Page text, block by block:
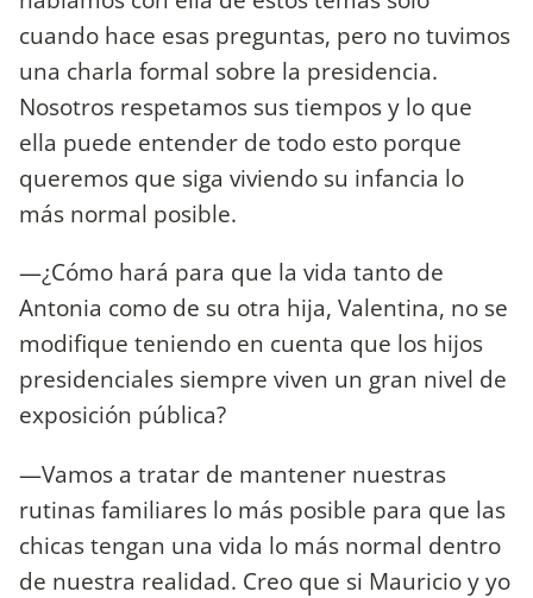
cuando hace esas preguntas, pero no tuvimos
una charla formal sobre la presidencia.
Nosotros respetamos sus tiempos y lo que
ella puede entender de todo esto porque
queremos que siga viviendo su infancia lo
más normal posible.
—¿Cómo hará para que la vida tanto de
Antonia como de su otra hija, Valentina, no se
modifique teniendo en cuenta que los hijos
presidenciales siempre viven un gran nivel de
exposición pública?
—Vamos a tratar de mantener nuestras
rutinas familiares lo más posible para que las
chicas tengan una vida lo más normal dentro
de nuestra realidad. Creo que si Mauricio y yo